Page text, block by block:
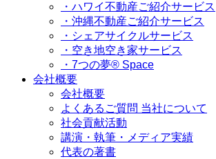
・ハワイ不動産ご紹介サービス
・沖縄不動産ご紹介サービス
・シェアサイクルサービス
・空き地空き家サービス
・7つの夢® Space
会社概要
会社概要
よくあるご質問 当社について
社会貢献活動
講演・執筆・メディア実績
代表の著書